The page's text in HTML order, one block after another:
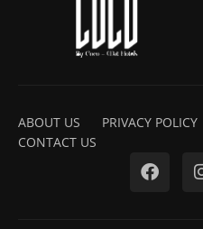
ABOUT US PRIVACY POLICY
CONTACT US